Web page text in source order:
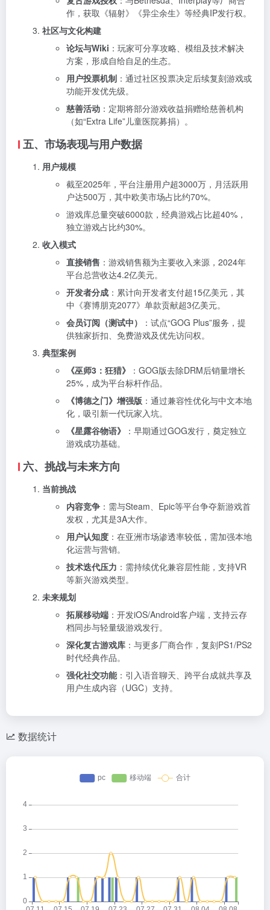
作，获取《辐射》《异尘余生》等经典IP发行权。
社区与文化构建
论坛与Wiki ：玩家可分享攻略、模组及技术解决
方案，形成自给自足的生态。
用户投票机制 ：通过社区投票决定后续复刻游戏或
功能开发优先级。
慈善活动 ：定期将部分游戏收益捐赠给慈善机构
（如“Extra Life”儿童医院募捐）。
五、市场表现与用户数据
用户规模
截至2025年，平台注册用户超3000万，月活跃用
户达500万，其中欧美市场占比约70%。
游戏库总量突破6000款，经典游戏占比超40%，
独立游戏占比约30%。
收入模式
直接销售 ：游戏销售额为主要收入来源，2024年
平台总营收达4.2亿美元。
开发者分成 ：累计向开发者支付超15亿美元，其
中《赛博朋克2077》单款贡献超3亿美元。
会员订阅（测试中）
：试点“GOG Plus”服务，提
供独家折扣、免费游戏及优先访问权。
典型案例
《巫师3：狂猎》
：GOG版去除DRM后销量增长
25%，成为平台标杆作品。
《博德之门》增强版 ：通过兼容性优化与中文本地
化，吸引新一代玩家入坑。
《星露谷物语》
：早期通过GOG发行，奠定独立
游戏成功基础。
六、挑战与未来方向
当前挑战
内容竞争 ：需与Steam、Epic等平台争夺新游戏首
发权，尤其是3A大作。
用户认知度 ：在亚洲市场渗透率较低，需加强本地
化运营与营销。
技术迭代压力 ：需持续优化兼容层性能，支持VR
等新兴游戏类型。
未来规划
拓展移动端 ：开发iOS/Android客户端，支持云存
档同步与轻量级游戏发行。
深化复古游戏库 ：与更多厂商合作，复刻PS1/PS2
时代经典作品。
强化社交功能：引入语音聊天、跨平台成就共享及
用户生成内容（UGC）支持。
数据统计